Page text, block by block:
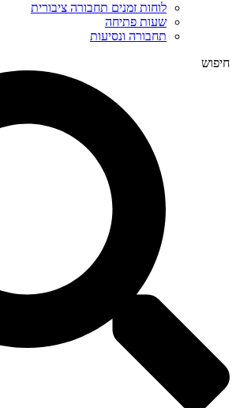
לוחות זמנים תחבורה ציבורית
שעות פתיחה
תחבורה ונסיעות
חיפוש